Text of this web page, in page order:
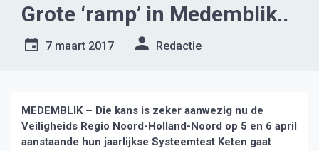
Grote ‘ramp’ in Medemblik..
7 maart 2017 Redactie
MEDEMBLIK – Die kans is zeker aanwezig nu de
Veiligheids Regio Noord-Holland-Noord op 5 en 6 april
aanstaande hun jaarlijkse Systeemtest Keten gaat